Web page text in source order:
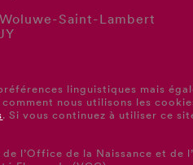
linguistiques mais
nous utilisons les
. Si vous continuez à utiliser ce
l’Office de la Naissance et de